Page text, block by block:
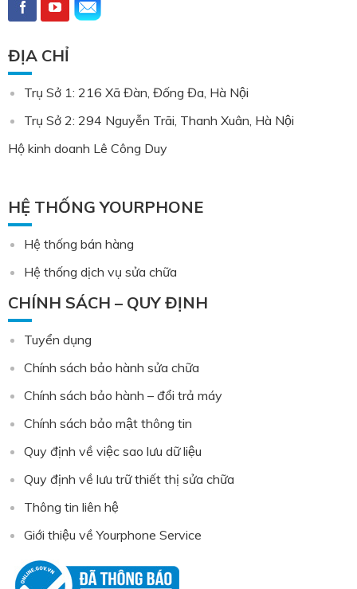
ĐỊA CHỈ
Trụ Sở 1: 216 Xã Đàn, Đống Đa, Hà Nội
Trụ Sở 2: 294 Nguyễn Trãi, Thanh Xuân, Hà Nội
Hộ kinh doanh Lê Công Duy
HỆ THỐNG YOURPHONE
Hệ thống bán hàng
Hệ thống dịch vụ sửa chữa
CHÍNH SÁCH – QUY ĐỊNH
Tuyển dụng
Chính sách bảo hành sửa chữa
Chính sách bảo hành – đổi trả máy
Chính sách bảo mật thông tin
Quy định về việc sao lưu dữ liệu
Quy định về lưu trữ thiết thị sửa chữa
Thông tin liên hệ
Giới thiệu về Yourphone Service